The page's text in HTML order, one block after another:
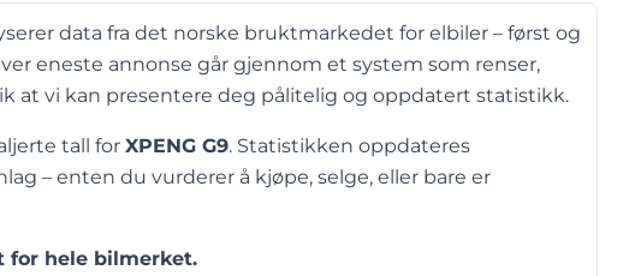
data fra det norske bruktmarkedet for elbiler – først og
eneste annonse går gjennom et system som renser,
at vi kan presentere deg pålitelig og oppdatert statistikk.
tall for XPENG G9. Statistikken oppdateres
– enten du vurderer å kjøpe, selge, eller bare er
for hele bilmerket.